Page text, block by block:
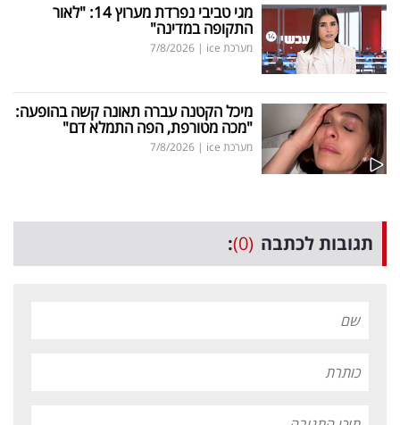
מגי טביבי נפרדת מערוץ 14: "לאור
התקופה במדינה"
מערכת ice |
7/8/2026
מיכל הקטנה עברה תאונה קשה בהופעה:
"מכה מטורפת, הפה התמלא דם"
מערכת ice |
7/8/2026
תגובות לכתבה (0)
: